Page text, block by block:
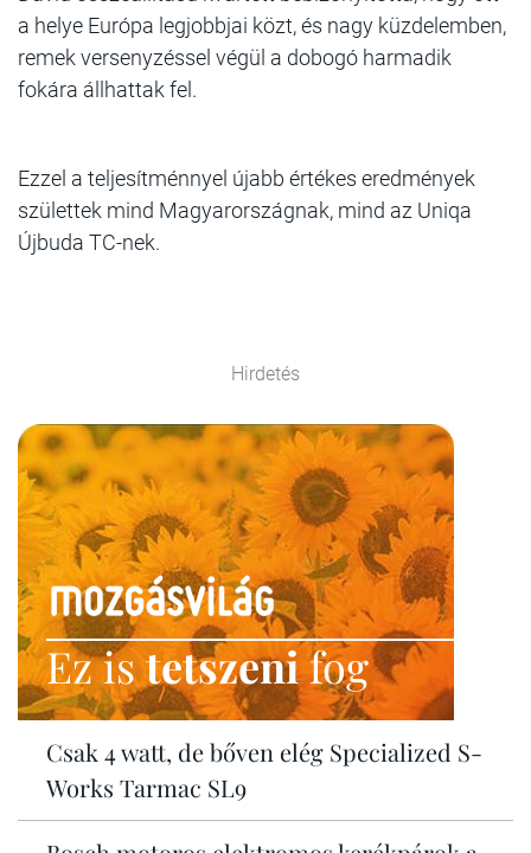
a helye Európa legjobbjai közt, és nagy küzdelemben,
remek versenyzéssel végül a dobogó harmadik
fokára állhattak fel.
Ezzel a teljesítménnyel újabb értékes eredmények
születtek mind Magyarországnak, mind az Uniqa
Újbuda TC-nek.
Hirdetés
Ez istetszenifog
Csak 4 watt, de bőven elég Specialized S-
Works Tarmac SL9